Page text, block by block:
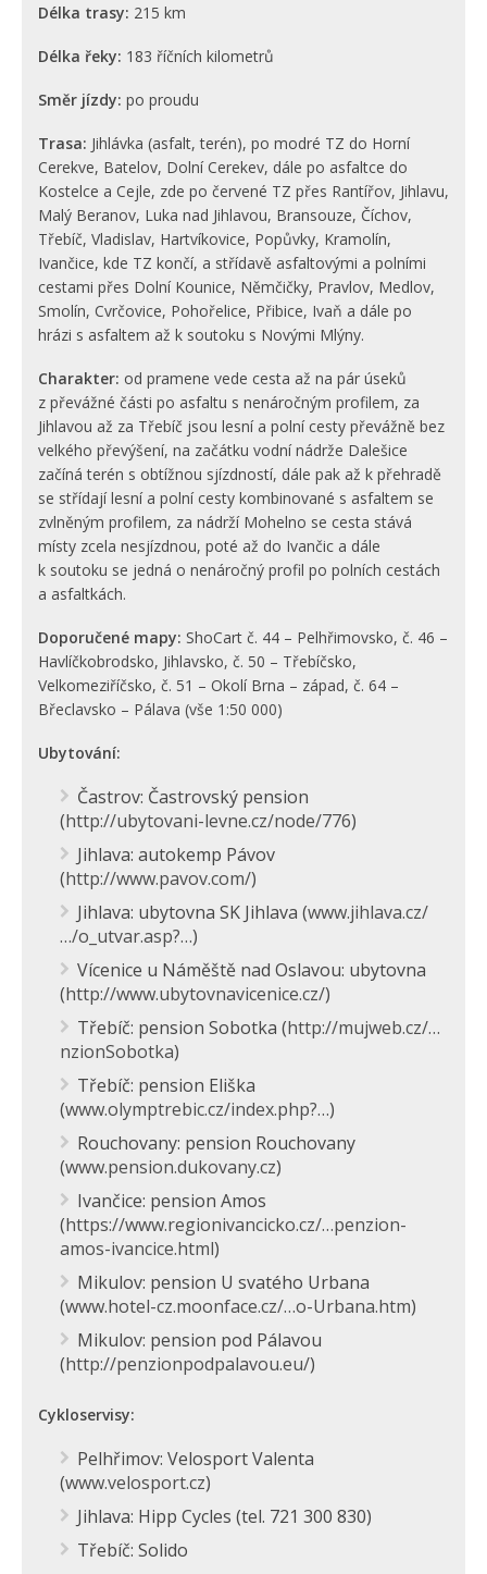
Délka trasy: 215 km
Délka řeky: 183 říčních kilometrů
Směr jízdy: po proudu
Trasa: Jihlávka (asfalt, terén), po modré TZ do Horní
Cerekve, Batelov, Dolní Cerekev, dále po asfaltce do
Kostelce a Cejle, zde po červené TZ přes Rantířov, Jihlavu,
Malý Beranov, Luka nad Jihlavou, Bransouze, Číchov,
Třebíč, Vladislav, Hartvíkovice, Popůvky, Kramolín,
Ivančice, kde TZ končí, a střídavě asfaltovými a polními
cestami přes Dolní Kounice, Němčičky, Pravlov, Medlov,
Smolín, Cvrčovice, Pohořelice, Přibice, Ivaň a dále po
hrázi s asfaltem až k soutoku s Novými Mlýny.
Charakter: od pramene vede cesta až na pár úseků
z převážné části po asfaltu s nenáročným profilem, za
Jihlavou až za Třebíč jsou lesní a polní cesty převážně bez
velkého převýšení, na začátku vodní nádrže Dalešice
začíná terén s obtížnou sjízdností, dále pak až k přehradě
se střídají lesní a polní cesty kombinované s asfaltem se
zvlněným profilem, za nádrží Mohelno se cesta stává
místy zcela nesjízdnou, poté až do Ivančic a dále
k soutoku se jedná o nenáročný profil po polních cestách
a asfaltkách.
Doporučené mapy: ShoCart č. 44 – Pelhřimovsko, č. 46 –
Havlíčkobrodsko, Jihlavsko, č. 50 – Třebíčsko,
Velkomeziříčsko, č. 51 – Okolí Brna – západ, č. 64 –
Břeclavsko – Pálava (vše 1:50 000)
Ubytování:
Častrov: Častrovský pension
(http://ubytovani-levne.cz/node/776)
Jihlava: autokemp Pávov
(http://www.pavov.com/)
Jihlava: ubytovna SK Jihlava (www.jihlava.cz/
…/o_utvar.asp?…)
Vícenice u Náměště nad Oslavou: ubytovna
(http://www.ubytovnavicenice.cz/)
Třebíč: pension Sobotka (http://mujweb.cz/…
nzionSobotka)
Třebíč: pension Eliška
(www.olymptrebic.cz/index.php?…)
Rouchovany: pension Rouchovany
(www.pension.dukovany.cz)
Ivančice: pension Amos
(https://www.regionivancicko.cz/…penzion-
amos-ivancice.html)
Mikulov: pension U svatého Urbana
(www.hotel-cz.moonface.cz/…o-Urbana.htm)
Mikulov: pension pod Pálavou
(http://penzionpodpalavou.eu/)
Cykloservisy:
Pelhřimov: Velosport Valenta
(www.velosport.cz)
Jihlava: Hipp Cycles (tel. 721 300 830)
Třebíč: Solido